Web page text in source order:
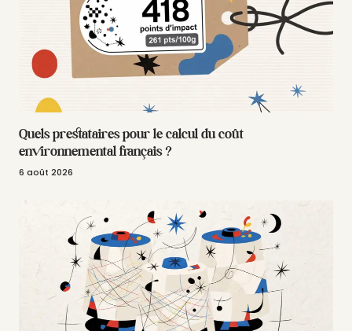
Quels prestataires pour le calcul du coût
environnemental français ?
6 août 2026